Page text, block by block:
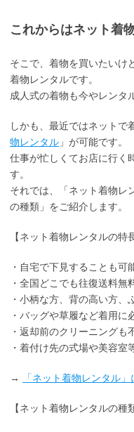
これからはネット着
そこで、着物を買いたいけ
着物レンタルです。
成人式の着物も今やレンタ
しかも、最近ではネットで
物レンタル 」が可能です。
仕事が忙しくてお店に行く
す。
それでは、「ネット着物レ
の種類」をご紹介します。
【ネット着物レンタルの特
・ 自宅で下見することも可
・全国どこでも往復送料無
・小柄な方、背の高い方
・バッグや草履など着用に
・返却前のクリーニングも
・着付け先の式場や美容室
→ 「ネット着物レンタル
【ネット着物レンタルの種